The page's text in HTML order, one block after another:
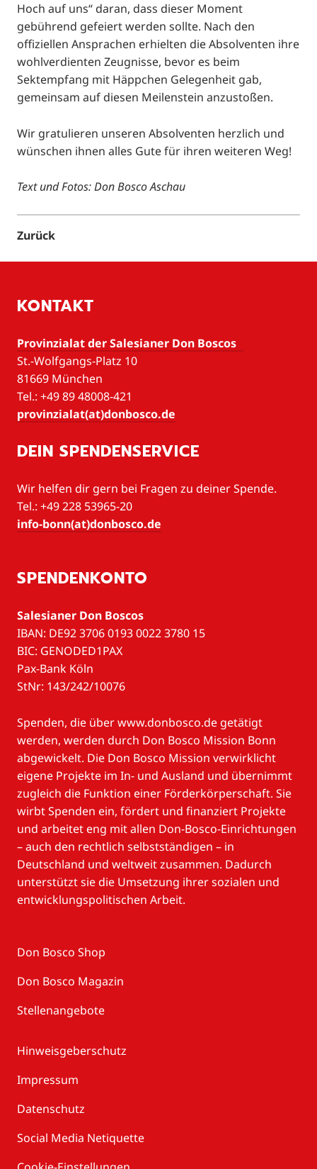
Hoch auf uns“ daran, dass dieser Moment
gebührend gefeiert werden sollte. Nach den
offiziellen Ansprachen erhielten die Absolventen ihre
wohlverdienten Zeugnisse, bevor es beim
Sektempfang mit Häppchen Gelegenheit gab,
gemeinsam auf diesen Meilenstein anzustoßen.
Wir gratulieren unseren Absolventen herzlich und
wünschen ihnen alles Gute für ihren weiteren Weg!
Text und Fotos: Don Bosco Aschau
Zurück
KONTAKT
Provinzialat der Salesianer Don Boscos
St.-Wolfgangs-Platz 10
81669 München
Tel.: +49 89 48008-421
provinzialat(at)donbosco.de
DEIN SPENDENSERVICE
Wir helfen dir gern bei Fragen zu deiner Spende.
Tel.: +49 228 53965-20
info-bonn(at)donbosco.de
SPENDENKONTO
Salesianer Don Boscos
IBAN: DE92 3706 0193 0022 3780 15
BIC: GENODED1PAX
Pax-Bank Köln
StNr: 143/242/10076
Spenden, die über www.donbosco.de getätigt
werden, werden durch Don Bosco Mission Bonn
abgewickelt. Die Don Bosco Mission verwirklicht
eigene Projekte im In- und Ausland und übernimmt
zugleich die Funktion einer Förderkörperschaft. Sie
wirbt Spenden ein, fördert und finanziert Projekte
und arbeitet eng mit allen Don-Bosco-Einrichtungen
– auch den rechtlich selbstständigen – in
Deutschland und weltweit zusammen. Dadurch
unterstützt sie die Umsetzung ihrer sozialen und
entwicklungspolitischen Arbeit.
Don Bosco Shop
Don Bosco Magazin
Stellenangebote
Hinweisgeberschutz
Impressum
Datenschutz
Social Media Netiquette